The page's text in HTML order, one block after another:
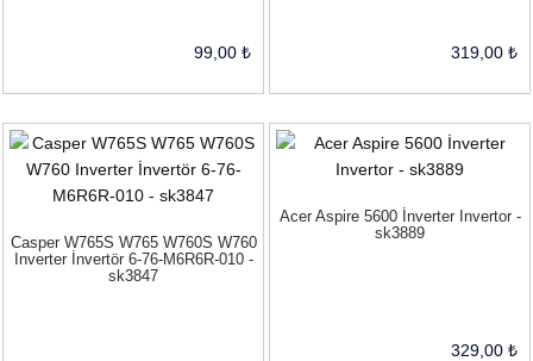
99,00 ₺ 319,00 ₺
Casper W765S W765 W760S W760
Inverter İnvertör 6-76-M6R6R-010 -
sk3847
Acer Aspire 5600 İnverter Invertor -
sk3889
329,00 ₺